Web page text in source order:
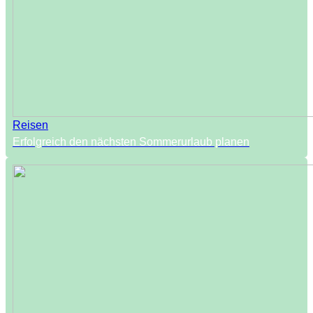
Reisen
Erfolgreich den nächsten Sommerurlaub planen